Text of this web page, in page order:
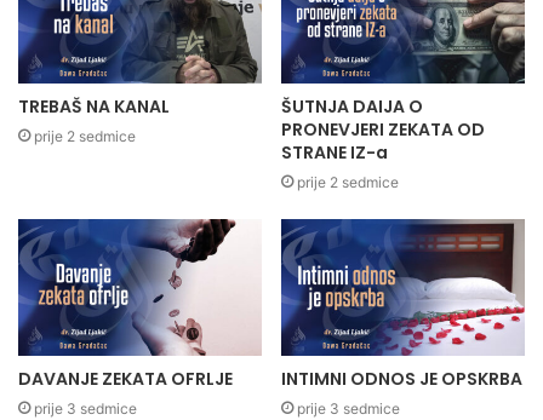
TREBAŠ NA KANAL
prije 2 sedmice
ŠUTNJA DAIJA O
PRONEVJERI ZEKATA OD
STRANE IZ-a
prije 2 sedmice
DAVANJE ZEKATA OFRLJE
prije 3 sedmice
INTIMNI ODNOS JE OPSKRBA
prije 3 sedmice